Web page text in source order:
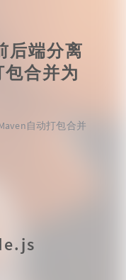
后端分离
合并为
自动打包合并